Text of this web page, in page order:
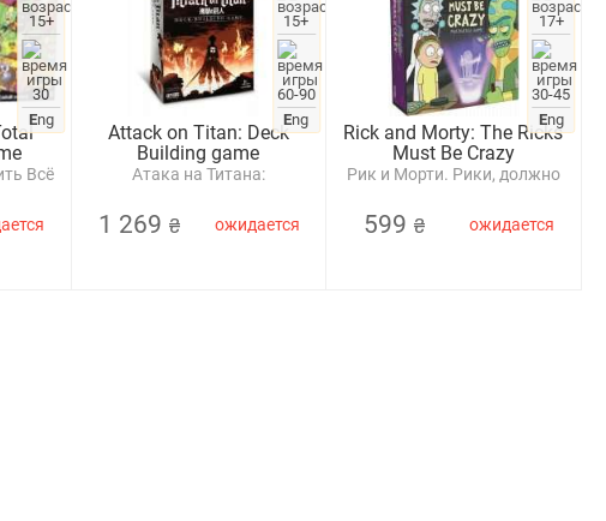
Всё
15+
30
Eng
Attack on Titan: Deck
Building game
Атака на Титана:
15+
60-90
Eng
1 269 ₴ ожидается
Rick and Morty: The Ricks
Must Be Crazy
Рик и Морти. Рики, должно
17+
30-45
Eng
599 ₴ ожидается